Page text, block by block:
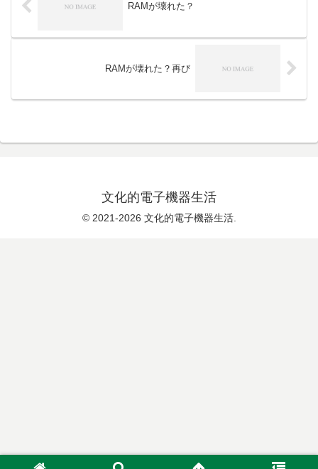
RAMが壊れた？
RAMが壊れた？再び
文化的電子機器生活
© 2021-2026 文化的電子機器生活.